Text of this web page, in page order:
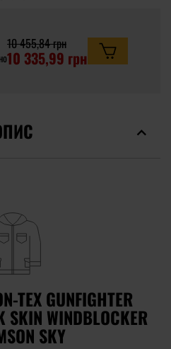
10 455,84 грн
10 335,99 грн
TEX GUNFIGHTER
SKIN WINDBLOCKER
SKY